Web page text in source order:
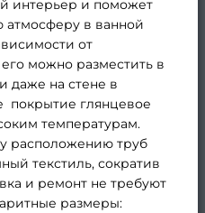
интерьер и поможет
в ванной
от
можно разместить в
даже на стене в
покрытие глянцевое
температурам.
расположению труб
текстиль, сократив
и ремонт не требуют
размеры: